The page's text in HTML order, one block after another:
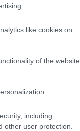
like cookies on
of the website
including
other user protection.
hálásak